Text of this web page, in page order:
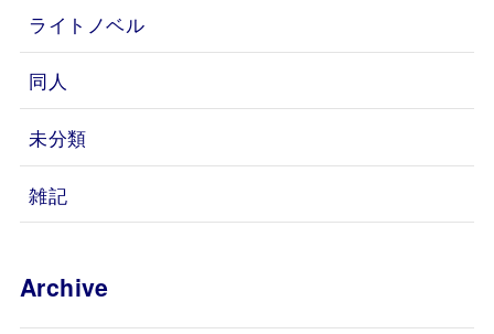
ライトノベル
同人
未分類
雑記
Archive